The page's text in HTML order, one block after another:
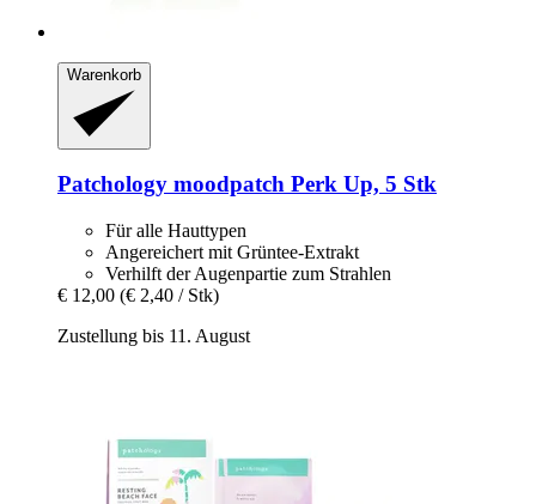
Warenkorb
Patchology moodpatch Perk Up, 5 Stk
Für alle Hauttypen
Angereichert mit Grüntee-Extrakt
Verhilft der Augenpartie zum Strahlen
€ 12,00 (€ 2,40 / Stk)
Zustellung bis 11. August